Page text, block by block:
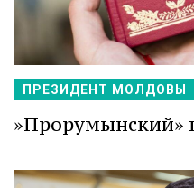
ПРЕЗИДЕНТ МОЛДОВЫ
»Прорумынский»